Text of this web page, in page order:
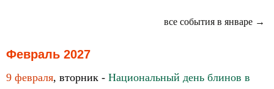
все события в январе →
Февраль 2027
9 февраля, вторник - Национальный день блинов в